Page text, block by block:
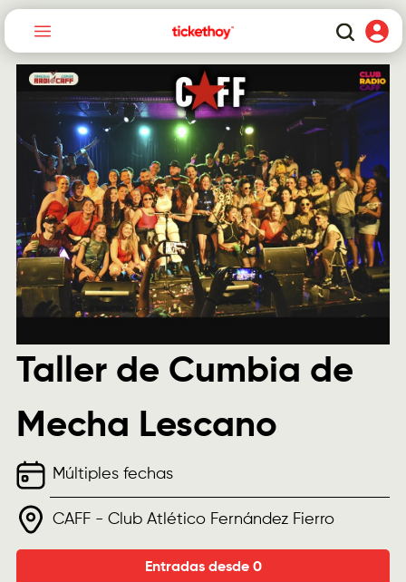
Taller de Cumbia de
Mecha Lescano
Múltiples fechas
CAFF - Club Atlético Fernández Fierro
Entradas desde 0